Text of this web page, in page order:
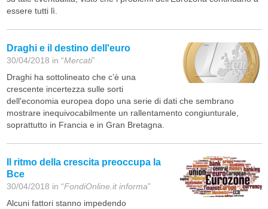
essere tutti lì.
Draghi e il destino dell'euro
30/04/2018 in “Mercati”
Draghi ha sottolineato che c’è una
crescente incertezza sulle sorti
dell'economia europea dopo una serie di dati che sembrano
mostrare inequivocabilmente un rallentamento congiunturale,
soprattutto in Francia e in Gran Bretagna.
Il ritmo della crescita preoccupa la
Bce
30/04/2018 in “FondiOnline.it informa”
Alcuni fattori stanno impedendo